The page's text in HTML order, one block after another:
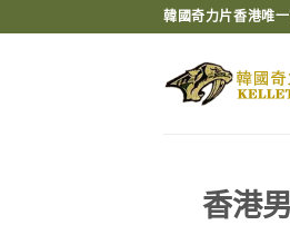
韓國奇力片香港唯
香港